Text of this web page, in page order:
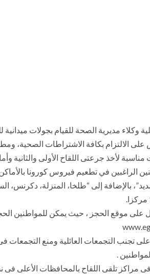
مديرية الصحة للقيام بجولات ميدانية
بكافة الاشتراطات الصحية، ومطابقه
لأخذ جرعتى اللقاح الأولى والثانية
6 مراكز جديدة للمواطنين الراغبين في
بالإضافة إلى “طلخا، المنزلة،
على موقع الحجز ، حيث يمكن للمواطنين
تجنب التجمعات العائلية ومنع التجمعات
.
مراكز تلقى اللقاح بالمحافظات الأعلى فى